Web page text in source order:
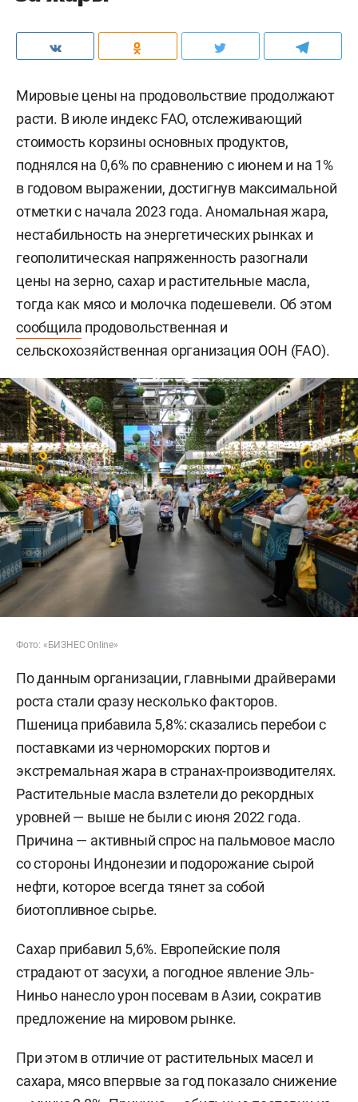
Мировые цены на продовольствие продолжают
расти. В июле индекс FAO, отслеживающий
стоимость корзины основных продуктов,
поднялся на 0,6% по сравнению с июнем и на 1%
в годовом выражении, достигнув максимальной
отметки с начала 2023 года. Аномальная жара,
нестабильность на энергетических рынках и
геополитическая напряженность разогнали
цены на зерно, сахар и растительные масла,
тогда как мясо и молочка подешевели. Об этом
сообщила продовольственная и
сельскохозяйственная организация ООН (FAO).
Фото: «БИЗНЕС Online»
По данным организации, главными драйверами
роста стали сразу несколько факторов.
Пшеница прибавила 5,8%: сказались перебои с
поставками из черноморских портов и
экстремальная жара в странах-производителях.
Растительные масла взлетели до рекордных
уровней — выше не были с июня 2022 года.
Причина — активный спрос на пальмовое масло
со стороны Индонезии и подорожание сырой
нефти, которое всегда тянет за собой
биотопливное сырье.
Сахар прибавил 5,6%. Европейские поля
страдают от засухи, а погодное явление Эль-
Ниньо нанесло урон посевам в Азии, сократив
предложение на мировом рынке.
При этом в отличие от растительных масел и
сахара, мясо впервые за год показало снижение